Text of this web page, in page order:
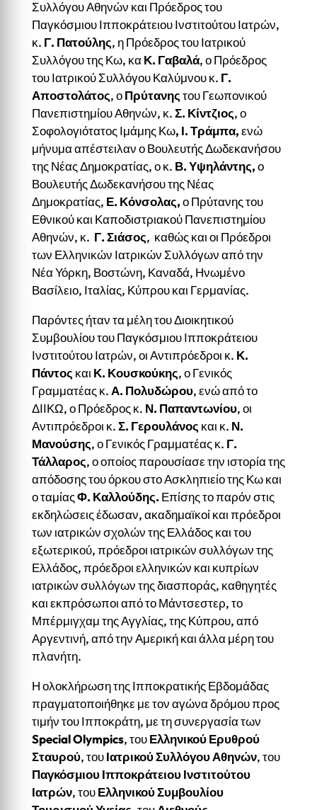
Συλλόγου Αθηνών και Πρόεδρος του
Παγκόσμιου Ιπποκράτειου Ινστιτούτου Ιατρών,
κ. Γ. Πατούλης, η Πρόεδρος του Ιατρικού
Συλλόγου της Κω, καΚ. Γαβαλά, ο Πρόεδρος
του Ιατρικού Συλλόγου Καλύμνου κ. Γ.
Αποστολάτος, οΠρύτανηςτου Γεωπονικού
Πανεπιστημίου Αθηνών, κ.Σ. Κίντζιος, ο
Σοφολογιότατος Ιμάμης Κω, Ι. Τράμπα,ενώ
μήνυμα απέστειλαν ο Βουλευτής Δωδεκανήσου
της Νέας Δημοκρατίας, ο κ. Β. Υψηλάντης,ο
Βουλευτής Δωδεκανήσου της Νέας
Δημοκρατίας, Ε. Κόνσολας,ο Πρύτανης του
Εθνικού και Καποδιστριακού Πανεπιστημίου
Αθηνών, κ. Γ. Σιάσος, καθώς και οι Πρόεδροι
των Ελληνικών Ιατρικών Συλλόγων από την
Νέα Υόρκη, Βοστώνη, Καναδά, Ηνωμένο
Βασίλειο, Ιταλίας, Κύπρου και Γερμανίας.
Παρόντες ήταν τα μέλη του Διοικητικού
Συμβουλίου του Παγκόσμιου Ιπποκράτειου
Ινστιτούτου Ιατρών, οι Αντιπρόεδροι κ. Κ.
Πάντος και Κ. Κουσκούκης, ο Γενικός
Γραμματέας κ. Α. Πολυδώρου, ενώ από το
ΔΙΙΚΩ, ο Πρόεδρος κ. Ν. Παπαντωνίου, οι
Αντιπρόεδροι κ.Σ. Γερουλάνος και κ. Ν.
Μανούσης, ο Γενικός Γραμματέας κ. Γ.
Τάλλαρος, ο οποίος παρουσίασε την ιστορία της
απόδοσης του όρκου στο Ασκληπιείο της Κω και
ο ταμίαςΦ. Καλλούδης. Επίσης το παρόν στις
εκδηλώσεις έδωσαν, ακαδημαϊκοί και πρόεδροι
των ιατρικών σχολών της Ελλάδος και του
εξωτερικού, πρόεδροι ιατρικών συλλόγων της
Ελλάδος, πρόεδροι ελληνικών και κυπρίων
ιατρικών συλλόγων της διασποράς, καθηγητές
και εκπρόσωποι από το Μάντσεστερ, το
Μπέρμιγχαμ της Αγγλίας, της Κύπρου, από
Αργεντινή, από την Αμερική και άλλα μέρη του
πλανήτη.
Η ολοκλήρωση της Ιπποκρατικής Εβδομάδας
πραγματοποιήθηκε με τον αγώνα δρόμου προς
τιμήν του Ιπποκράτη, με τη συνεργασία των
SpecialOlympics, τουΕλληνικού Ερυθρού
Σταυρού, τουΙατρικού Συλλόγου Αθηνών, του
Παγκόσμιου Ιπποκράτειου Ινστιτούτου
Ιατρών, τουΕλληνικού Συμβουλίου